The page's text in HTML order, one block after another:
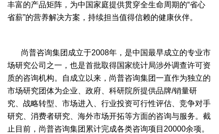
丰富的产品矩阵，为中国家庭提供贯穿全生命周期的“省心
省薪”的营养解决方案，持续担当值得信赖的健康伙伴。
尚普咨询集团成立于2008年，是中国最早成立的专业市
场研究公司之一，也是首批取得国家统计局涉外调查许可资
质的咨询机构。自成立以来，尚普咨询集团一直作为独立的
市场研究团体为企业、政府、科研院所提供品牌/销量研
究、战略转型、市场进入、行业投资可行性评估、竞争对手
研究、消费者研究、海外市场开拓等方面的咨询与服务。截
止目前，尚普咨询集团累计完成各类咨询项目20000余项。